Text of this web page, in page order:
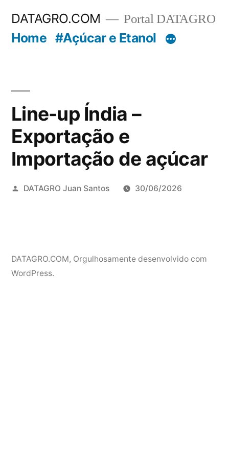
DATAGRO.COM Portal DATAGRO
Home #Açúcar e Etanol
Line-up Índia –
Exportação e
Importação de açúcar
Publicado
DATAGRO Juan Santos 30/06/2026
DATAGRO.COM, Orgulhosamente desenvolvido com
WordPress.